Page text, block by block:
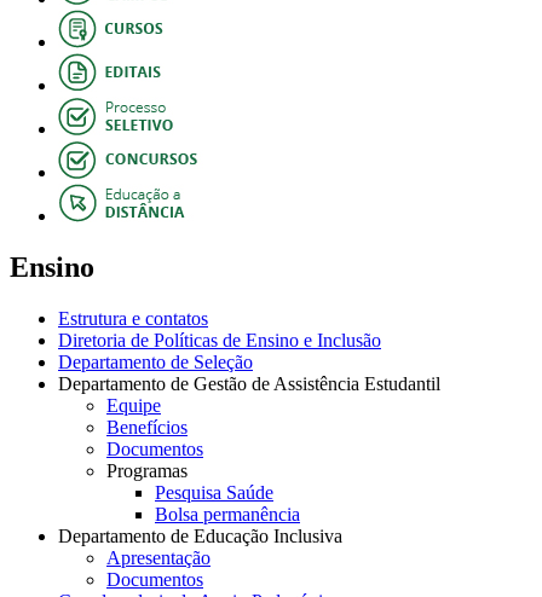
Ensino
Estrutura e contatos
Diretoria de Políticas de Ensino e Inclusão
Departamento de Seleção
Departamento de Gestão de Assistência Estudantil
Equipe
Benefícios
Documentos
Programas
Pesquisa Saúde
Bolsa permanência
Departamento de Educação Inclusiva
Apresentação
Documentos